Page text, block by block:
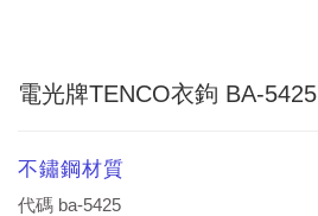
電光牌TENCO衣鉤 BA-5425
不鏽鋼材質
代碼 ba-5425